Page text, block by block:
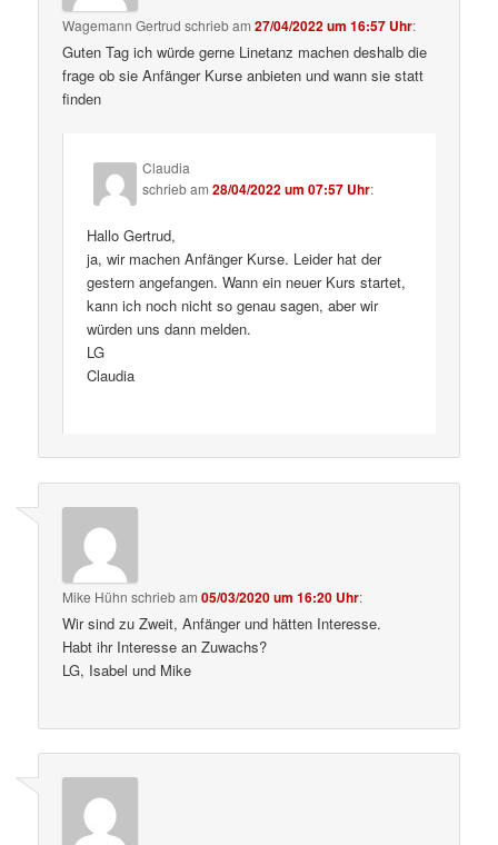
Wagemann Gertrud schriebam27/04/2022 um 16:57 Uhr:
Guten Tag ich würde gerne Linetanz machen deshalb die
frage ob sie Anfänger Kurse anbieten und wann sie statt
finden
Claudia
schriebam28/04/2022 um 07:57 Uhr:
Hallo Gertrud,
ja, wir machen Anfänger Kurse. Leider hat der
gestern angefangen. Wann ein neuer Kurs startet,
kann ich noch nicht so genau sagen, aber wir
würden uns dann melden.
LG
Claudia
Mike Hühn schriebam05/03/2020 um 16:20 Uhr:
Wir sind zu Zweit, Anfänger und hätten Interesse.
Habt ihr Interesse an Zuwachs?
LG, Isabel und Mike